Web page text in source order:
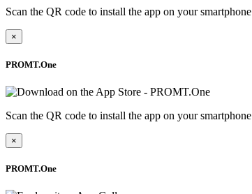
Scan the QR code to install the app on your smartphone
×
PROMT.One
Scan the QR code to install the app on your smartphone
×
PROMT.One